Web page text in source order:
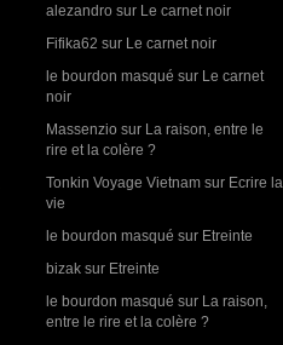
alezandro sur Le carnet noir
Fifika62 sur Le carnet noir
le bourdon masqué sur Le carnet
noir
Massenzio sur La raison, entre le
rire et la colère ?
Tonkin Voyage Vietnam sur Ecrire la
vie
le bourdon masqué sur Etreinte
bizak sur Etreinte
le bourdon masqué sur La raison,
entre le rire et la colère ?